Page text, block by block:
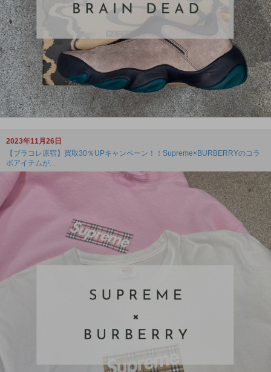
2023年11月26日
【ブラコレ原宿】買取30％UPキャンペーン！！Supreme×BURBERRYのコラ
ボアイテムが...